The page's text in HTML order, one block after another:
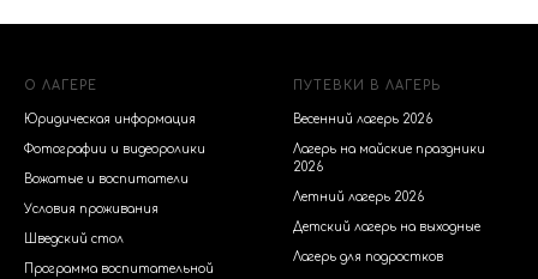
О ЛАГЕРЕ
Юридическая информация
Фотографии и видеоролики
Вожатые и воспитатели
Условия проживания
Шведский стол
Программа воспитательной
ПУТЕВКИ В ЛАГЕРЬ
Весенний лагерь 2026
Лагерь на майские праздники
2026
Летний лагерь 2026
Детский лагерь на выходные
Лагерь для подростков